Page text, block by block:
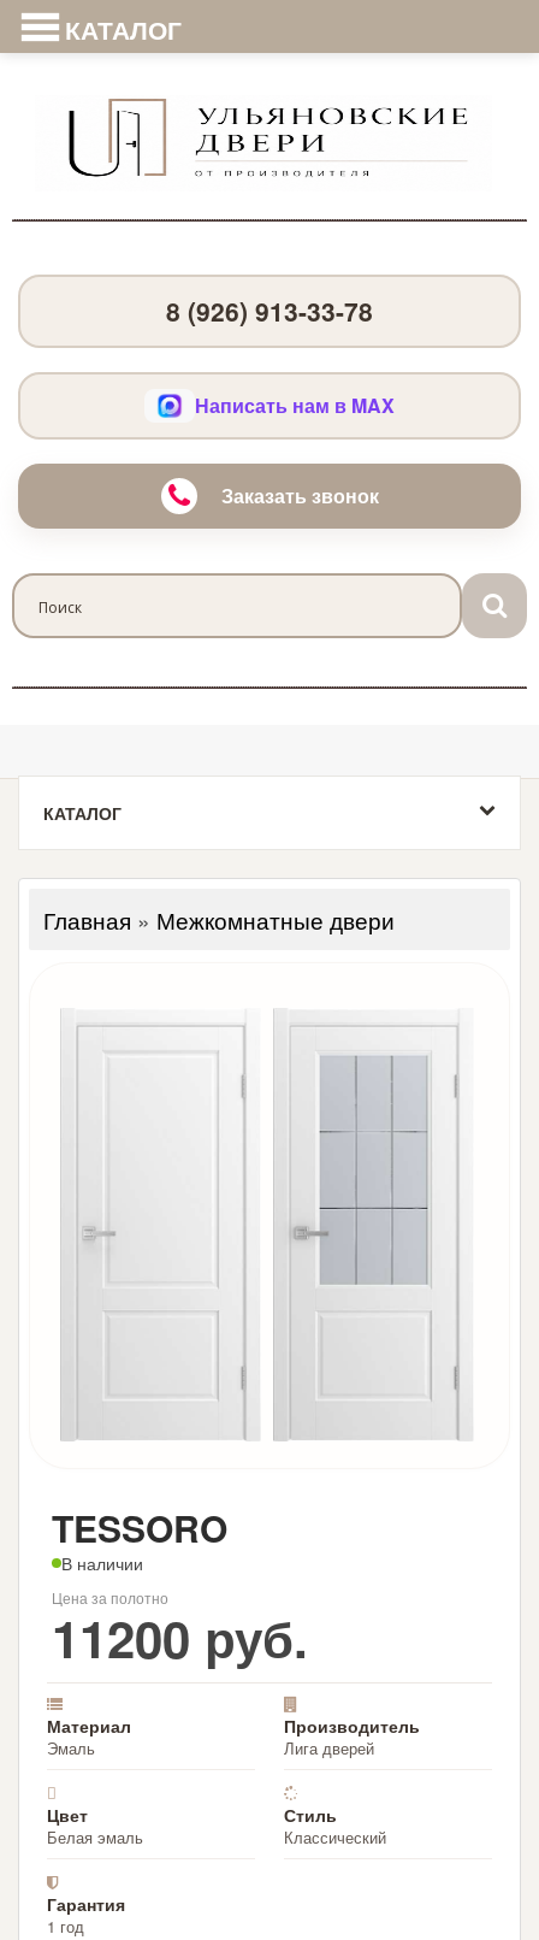
КАТАЛОГ
8 (926) 913-33-78
Написать нам в MAX
Заказать звонок
КАТАЛОГ
Главная » Межкомнатные двери
TESSORO
В наличии
Цена за полотно
11200 руб.
Материал
Эмаль
Производитель
Лига дверей
Цвет
Белая эмаль
Стиль
Классический
Гарантия
1 год